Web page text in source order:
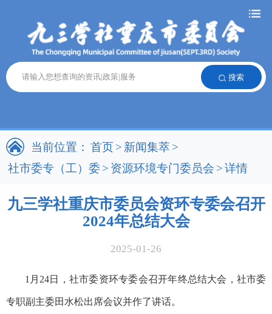
搜索
当前位置： 首页> 新闻集萃>
社市委专（工）委 > 资源环境专门委员会 >详情
九三学社重庆市委员会资环专委会召开
2024年总结大会
2025-01-26
1月24日，社市委资环专委会召开年终总结大会，社市委
专职副主委田水松出席会议并作了讲话。